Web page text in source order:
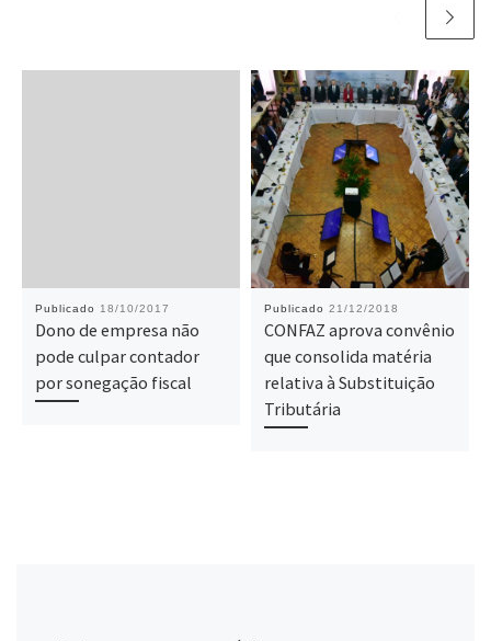
Publicado 18/10/2017
Dono de empresa não
pode culpar contador
por sonegação fiscal
Publicado 21/12/2018
CONFAZ aprova convênio
que consolida matéria
relativa à Substituição
Tributária